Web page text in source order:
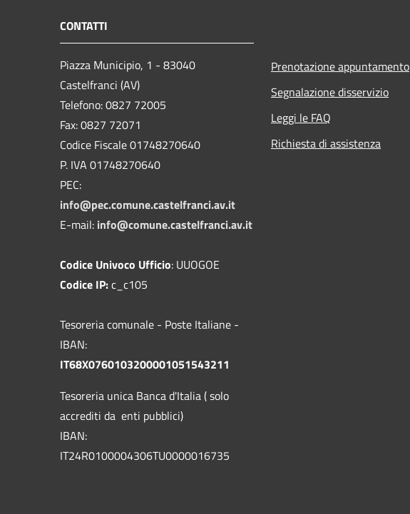
CONTATTI
Piazza Municipio, 1 - 83040
Castelfranci (AV)
Telefono: 0827 72005
Fax: 0827 72071
Codice Fiscale 01748270640
P. IVA 01748270640
PEC:
info@pec.comune.castelfranci.av.it
E-mail: info@comune.castelfranci.av.it
Codice Univoco Ufficio: UUOGOE
Codice IP:c_c105
Tesoreria comunale - Poste Italiane -
IBAN:
IT68X0760103200001051543211
Tesoreria unica Banca d'Italia ( solo
accrediti da enti pubblici)
IBAN:
IT24R0100004306TU0000016735
Prenotazione appuntamento
Segnalazione disservizio
Leggi le FAQ
Richiesta di assistenza